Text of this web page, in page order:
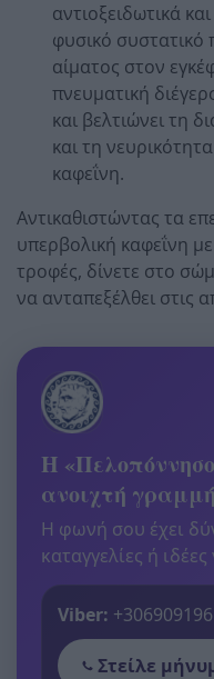
αντιοξειδωτικά
φυσικό συστατικό
αίματος στον
πνευματική
και βελτιώνει τη
και τη
καφεΐνη.
Αντικαθιστώντας τα
υπερβολική καφεΐνη
τροφές, δίνετε στο
να ανταπεξέλθει στις
Η
ανοιχτή
Η φωνή σου έχει
καταγγελίες ή
Viber:
Στείλε